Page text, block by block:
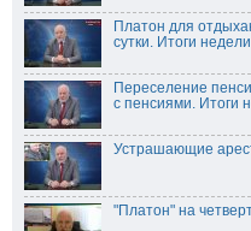
Платон для
сутки. Итоги
Переселение
с пенсиями. Итоги
Устрашающие
"Платон" на